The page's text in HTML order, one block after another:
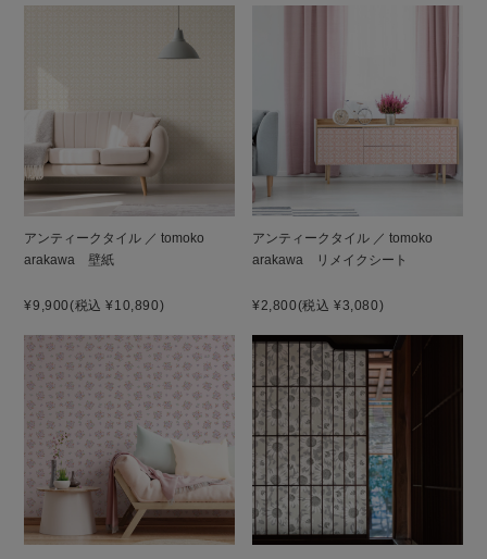
アンティークタイル ／ tomoko
arakawa 壁紙
¥9,900(税込 ¥10,890)
アンティークタイル ／ tomoko
arakawa リメイクシート
¥2,800(税込 ¥3,080)